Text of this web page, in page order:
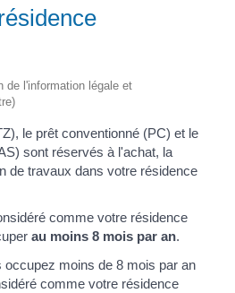
de l'information légale et
le prêt conventionné (PC) et le
sont réservés à l'achat, la
de travaux dans votre résidence
comme votre résidence
au moins 8 mois par an.
occupez moins de 8 mois par an
comme votre résidence